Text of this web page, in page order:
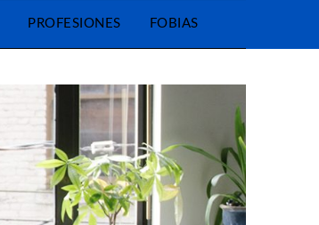
PROFESIONES FOBIAS